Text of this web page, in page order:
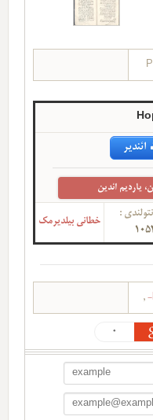
ائندیر
یاردیم ائدین
:
خطانی بیلدیرمک
,
0